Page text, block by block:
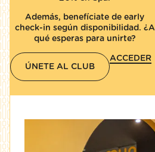
Además, benefíciate de early
check-in según disponibilidad. ¿A
qué esperas para unirte?
ÚNETE AL CLUB
ACCEDER